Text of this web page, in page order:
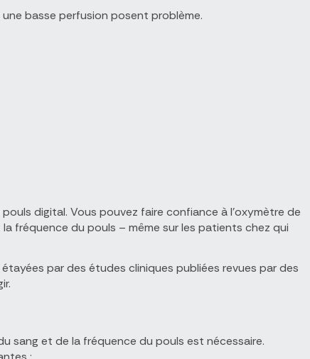
basse perfusion posent problème.
digital. Vous pouvez faire confiance à l’oxymètre de
fréquence du pouls – même sur les patients chez qui
par des études cliniques publiées revues par des
sang et de la fréquence du pouls est nécessaire.